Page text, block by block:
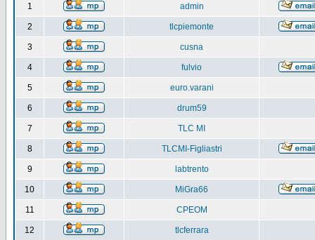
1 admin
2 tlcpiemonte
3 cusna
4 fulvio
5 euro.varani
6 drum59
7 TLC MI
8 TLCMI-Figliastri
9 labtrento
10 MiGra66
11 CPEOM
12 tlcferrara